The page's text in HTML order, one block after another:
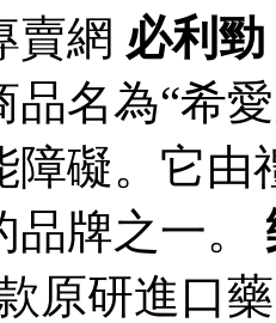
賣網 必利勁
品名為“希
障礙。它
牌之一。
原研進口